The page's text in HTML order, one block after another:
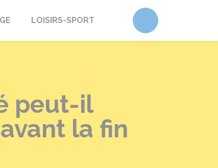
LOISIRS-SPORT Accéder au
peut-il
la fin